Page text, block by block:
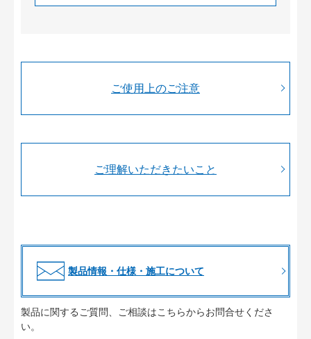
ご使用上のご注意
ご理解いただきたいこと
製品情報・仕様・施工について
製品に関するご質問、ご相談はこちらからお問合せくださ
い。